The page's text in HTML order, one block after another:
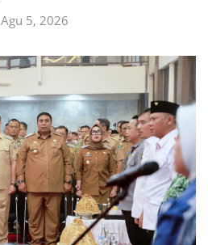
Agu 5, 2026